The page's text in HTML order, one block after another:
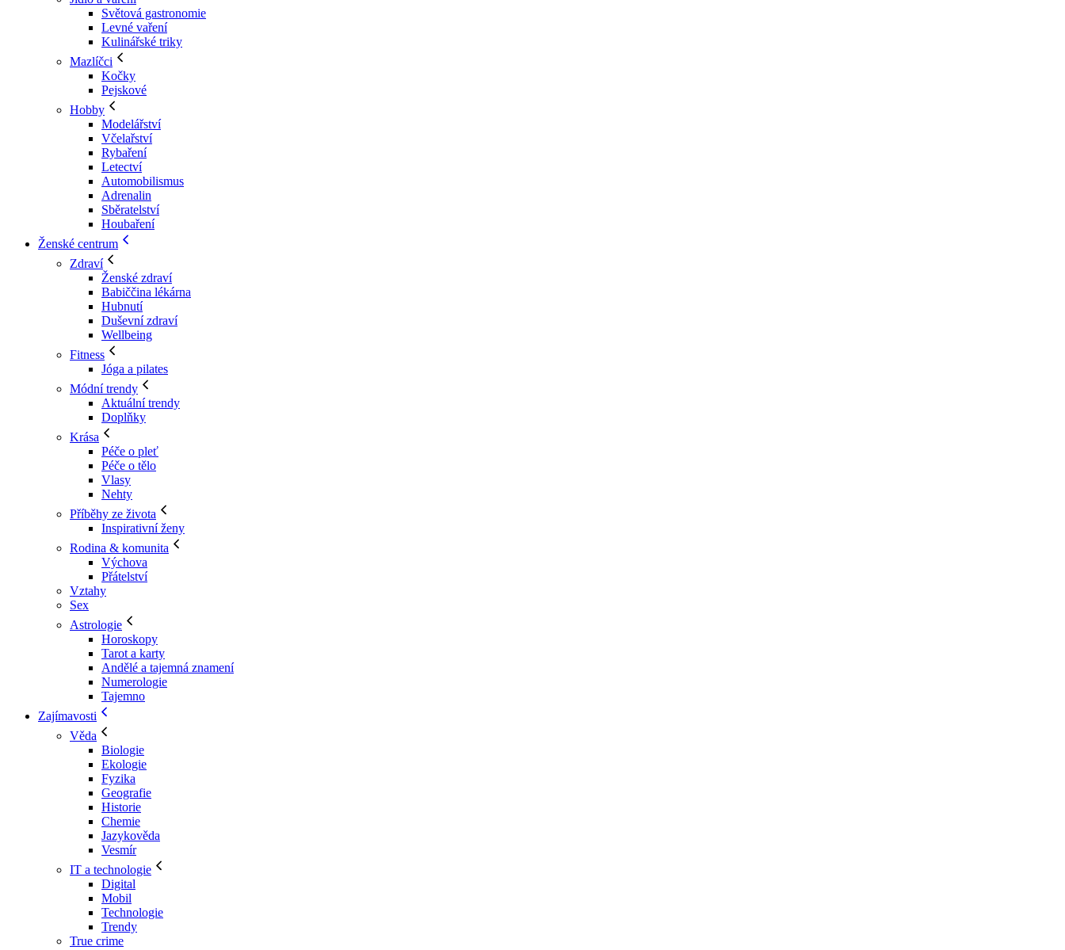
Světová gastronomie
Levné vaření
Kulinářské triky
Mazlíčci
Kočky
Pejskové
Hobby
Modelářství
Včelařství
Rybaření
Letectví
Automobilismus
Adrenalin
Sběratelství
Houbaření
Ženské centrum
Zdraví
Ženské zdraví
Babiččina lékárna
Hubnutí
Duševní zdraví
Wellbeing
Fitness
Jóga a pilates
Módní trendy
Aktuální trendy
Doplňky
Krása
Péče o pleť
Péče o tělo
Vlasy
Nehty
Příběhy ze života
Inspirativní ženy
Rodina & komunita
Výchova
Přátelství
Vztahy
Sex
Astrologie
Horoskopy
Tarot a karty
Andělé a tajemná znamení
Numerologie
Tajemno
Zajímavosti
Věda
Biologie
Ekologie
Fyzika
Geografie
Historie
Chemie
Jazykověda
Vesmír
IT a technologie
Digital
Mobil
Technologie
Trendy
True crime